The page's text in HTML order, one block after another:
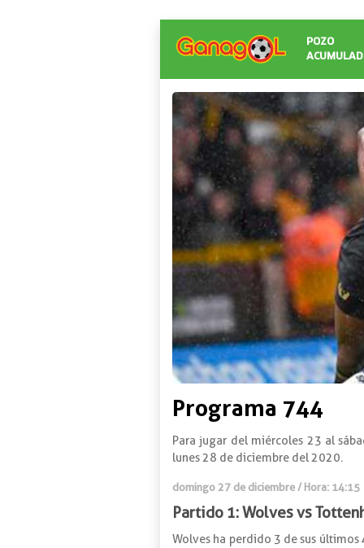
POZO
Programa 744
Para jugar del miércoles 23 al
lunes 28 de diciembre del 2020.
domingo 27 de diciembre / Hora: 14:15
Partido 1: Wolves vs
Wolves ha perdido 3 de sus